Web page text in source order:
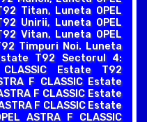
Titan, Luneta OPEL
Unirii, Luneta OPEL
Vitan, Luneta OPEL
Timpuri Noi. Luneta
T92 Sectorul 4:
Estate T92
F CLASSIC Estate
F CLASSIC Estate
F CLASSIC Estate
ASTRA F CLASSIC